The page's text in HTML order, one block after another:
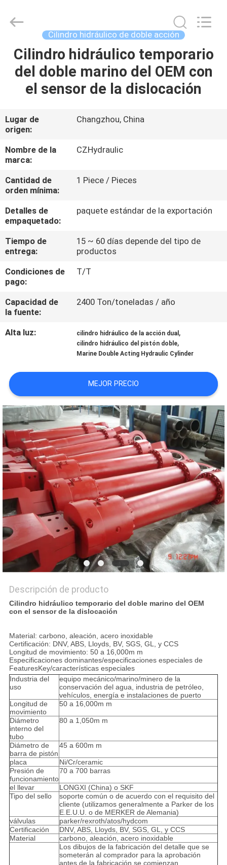
EN
CASA
LOS
VÍDEOS
SOBRE
NOSOTROS
RECORRIDO
POR
LA
FÁBRICA
CONTROL
DE
CONTACTA
CON
NOSOTROS
SOLICITAR
UNA CITA
MAPA
DEL
SITIO
POLÍTICA
DE
PRIVACIDAD
EQUIPMENT
CO.,LTD.
Cilindro hidráulico de doble acción
Cilindro hidráulico temporario
del doble marino del OEM con
el sensor de la dislocación
Lugar de
origen:
Changzhou, China
Nombre de la
marca:
CZHydraulic
Cantidad de
orden mínima:
1 Piece / Pieces
Detalles de
empaquetado:
paquete estándar de la exportación
Tiempo de
entrega:
15 ~ 60 días depende del tipo de
productos
Condiciones de
pago:
T/T
Capacidad de
la fuente:
2400 Ton/toneladas / año
Alta luz: cilindro hidráulico de la acción dual ,
cilindro hidráulico del pistón doble,
Marine Double Acting Hydraulic Cylinder
MEJOR PRECIO
Descripción de producto
Cilindro hidráulico temporario del doble marino del OEM
con el sensor de la dislocación
Material: carbono, aleación, acero inoxidable
Certificación: DNV, ABS, Lloyds, BV, SGS, GL, y CCS
Longitud de movimiento: 50 a 16,000m m
Especificaciones dominantes/especificaciones especiales de
FeaturesKey/características especiales
Industria del
uso
equipo mecánico/marino/minero de la
conservación del agua, industria de petróleo,
vehículos, energía e instalaciones de puerto
Longitud de
movimiento
50 a 16,000m m
Diámetro
interno del
tubo
80 a 1,050m m
Diámetro de
barra de pistón
45 a 600m m
placa
Ni/Cr/ceramic
Presión de
funcionamiento
70 a 700 barras
el llevar
LONGXI (China) o SKF
Tipo del sello
soporte común o de acuerdo con el requisito del
cliente (utilizamos generalmente a Parker de los
E.E.U.U. o de MERKER de Alemania)
válvulas
parker/rexroth/atos/hydcom
Certificación
DNV, ABS, Lloyds, BV, SGS, GL, y CCS
Material
carbono, aleación, acero inoxidable
Los dibujos de la fabricación del detalle que se
someterán al comprador para la aprobación
antes de la fabricación se comienzan